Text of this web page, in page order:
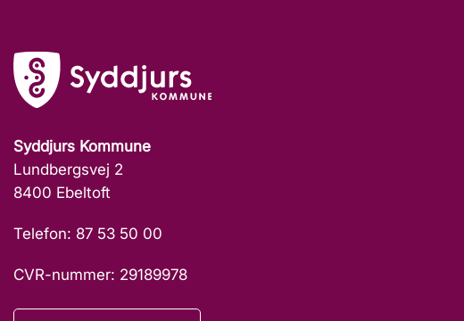
Syddjurs Kommune
Lundbergsvej 2
8400 Ebeltoft
Telefon: 87 53 50 00
CVR-nummer: 29189978